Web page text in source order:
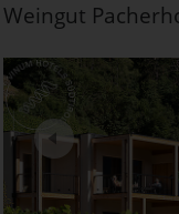
Weingut